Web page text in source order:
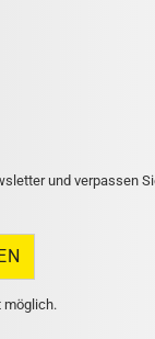
und verpassen
möglich.